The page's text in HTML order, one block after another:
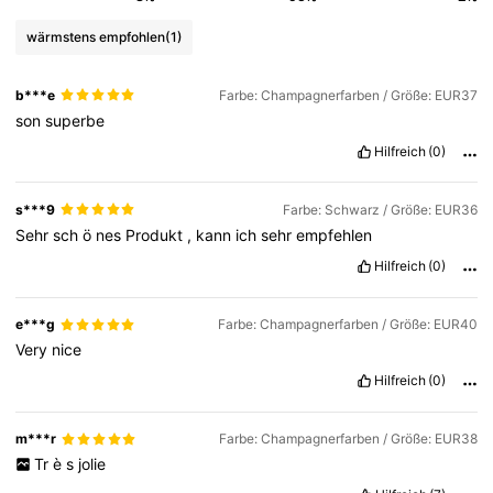
wärmstens empfohlen(1)
b***e Farbe: Champagnerfarben / Größe: EUR37
sonsuperbe
Hilfreich (0)
s***9 Farbe: Schwarz / Größe: EUR36
Sehrschö nes Produkt , kann ichsehrempfehlen
Hilfreich (0)
e***g Farbe: Champagnerfarben / Größe: EUR40
Very nice
Hilfreich (0)
m***r Farbe: Champagnerfarben / Größe: EUR38
Tr è s jolie